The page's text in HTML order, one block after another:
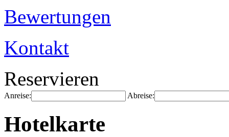
Bewertungen
Kontakt
Reservieren
Anreise: Abreise:
Hotelkarte